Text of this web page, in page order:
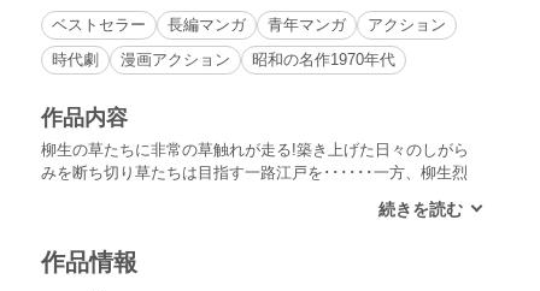
ベストセラー 長編マンガ 青年マンガ
アクション
時代劇
漫画アクション 昭和の名作1970年代
作品内容
柳生の草たちに非常の草触れが走る!築き上げた日々のしがら
みを断ち切り草たちは目指す一路江戸を･･････一方、柳生烈
作品情報